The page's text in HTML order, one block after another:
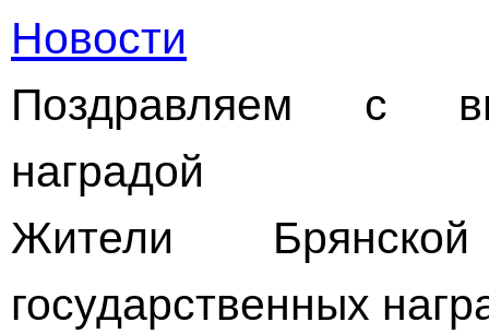
Новости
Поздравляем с
наградой
Жители
государственных